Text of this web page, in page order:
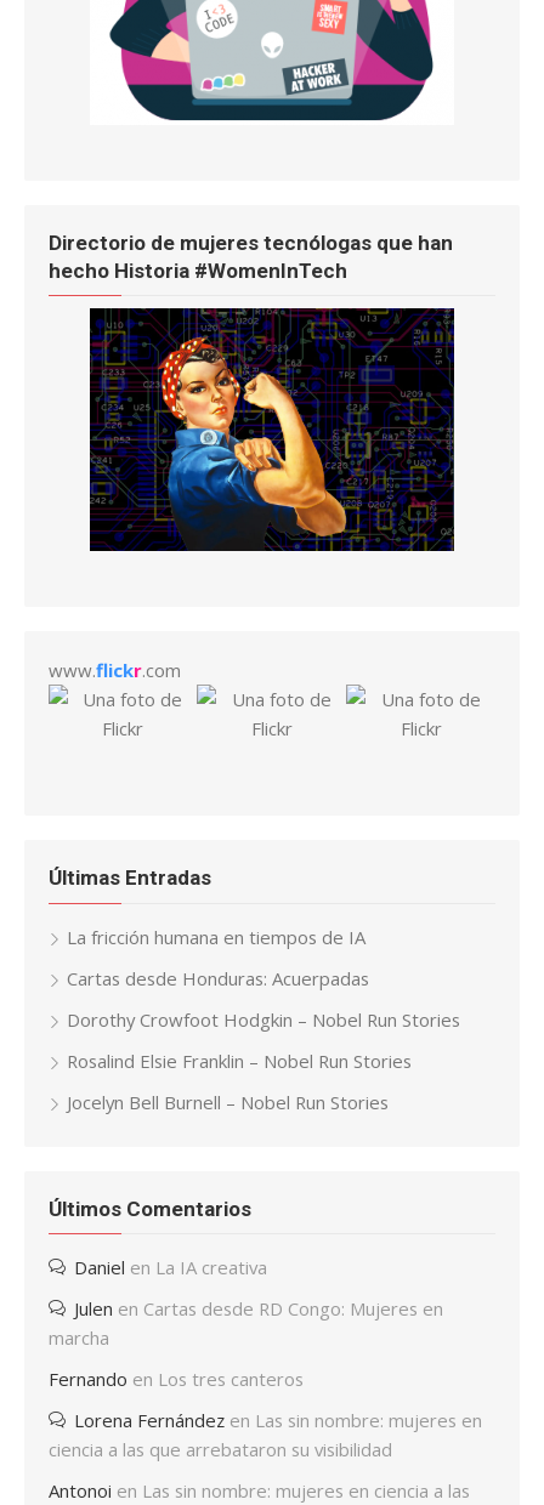
Directorio de mujeres tecnólogas que han
hecho Historia #WomenInTech
www.flickr.com
Últimas Entradas
La fricción humana en tiempos de IA
Cartas desde Honduras: Acuerpadas
Dorothy Crowfoot Hodgkin – Nobel Run Stories
Rosalind Elsie Franklin – Nobel Run Stories
Jocelyn Bell Burnell – Nobel Run Stories
Últimos Comentarios
Daniel en La IA creativa
Julen en Cartas desde RD Congo: Mujeres en
marcha
Fernando en Los tres canteros
Lorena Fernández en Las sin nombre: mujeres en
ciencia a las que arrebataron su visibilidad
Antonoi en Las sin nombre: mujeres en ciencia a las